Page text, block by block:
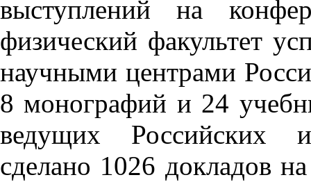
выступлений на
физический факультет
научными центрами
8 монографий и 24
ведущих Российских
сделано 1026 докладов